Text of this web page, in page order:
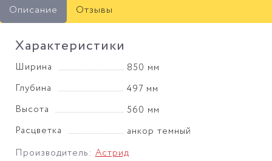
Описание Отзывы
Характеристики
Ширина
850 мм
Глубина
497 мм
Высота
560 мм
Расцветка
анкор темный
Производитель:Астрид